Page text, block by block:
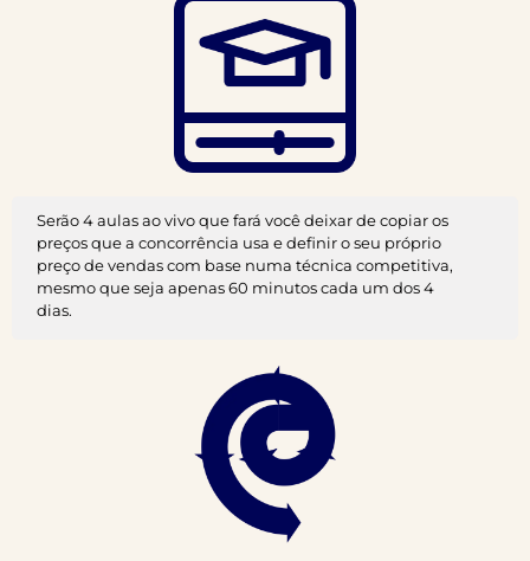
Serão 4 aulas ao vivo que fará você deixar de copiar os
preços que a concorrência usa e definir o seu próprio
preço de vendas com base numa técnica competitiva,
mesmo que seja apenas 60 minutos cada um dos 4
dias.